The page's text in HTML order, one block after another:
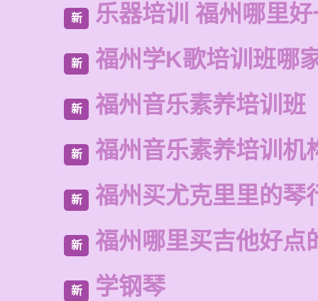
新 乐器培训 福州哪里
新 福州学K歌培训班哪
新 福州音乐素养培训班
新 福州音乐素养培训机
新 福州买尤克里里的琴
新 福州哪里买吉他好点
新 学钢琴